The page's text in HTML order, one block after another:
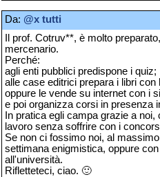
Da: @x tutti
Il prof. Cotruv**, è molto
mercenario.
Perché:
agli enti pubblici predispone i quiz;
alle case editrici prepara i libri con
oppure le vende su internet con i
e poi organizza corsi in presenza
In pratica egli campa grazie a
lavoro senza soffrire con i
Se non ci fossimo noi, al
settimana enigmistica, oppure
all'università.
Rifletteteci, ciao. 🙂